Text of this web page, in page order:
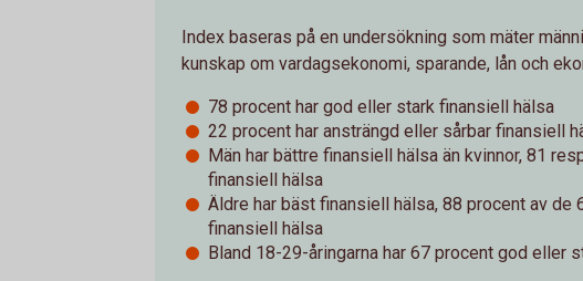
Index baseras på en undersökning som mäter
kunskap om vardagsekonomi, sparande, lån och
78 procent har god eller stark finansiell hälsa
22 procent har ansträngd eller sårbar finansiell
Män har bättre finansiell hälsa än kvinnor, 81
finansiell hälsa
Äldre har bäst finansiell hälsa, 88 procent av de
finansiell hälsa
Bland 18-29-åringarna har 67 procent god eller